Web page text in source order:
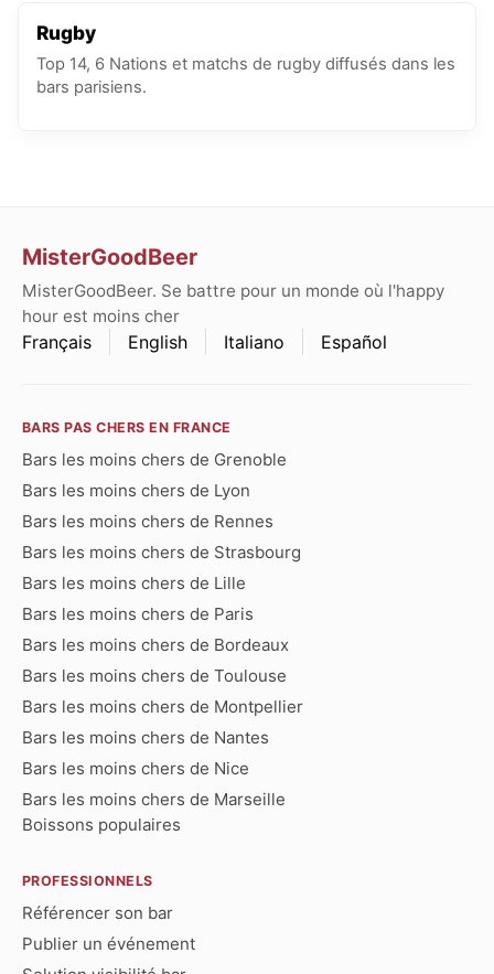
Rugby
Top 14, 6 Nations et matchs de rugby diffusés dans les
bars parisiens.
MisterGoodBeer
MisterGoodBeer. Se battre pour un monde où l'happy
hour est moins cher
Français English Italiano Español
BARS PAS CHERS EN FRANCE
Bars les moins chers de Grenoble
Bars les moins chers de Lyon
Bars les moins chers de Rennes
Bars les moins chers de Strasbourg
Bars les moins chers de Lille
Bars les moins chers de Paris
Bars les moins chers de Bordeaux
Bars les moins chers de Toulouse
Bars les moins chers de Montpellier
Bars les moins chers de Nantes
Bars les moins chers de Nice
Bars les moins chers de Marseille
Boissons populaires
PROFESSIONNELS
Référencer son bar
Publier un événement